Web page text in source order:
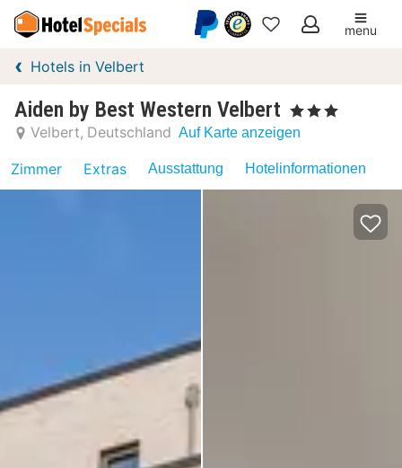
Meine
menu
Hotels in Velbert
Aiden by Best Western Velbert , 3 Sterne
Velbert Deutschland Auf Karte anzeigen
Zimmer Extras Ausstattung Hotelinformationen